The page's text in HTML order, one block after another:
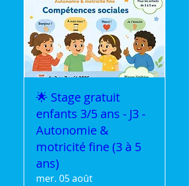
🌟 Stage gratuit
enfants 3/5 ans - J3 -
Autonomie &
motricité fine (3 à 5
ans)
mer. 05 août